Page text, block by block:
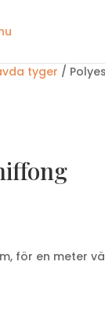
tyger /
för en meter